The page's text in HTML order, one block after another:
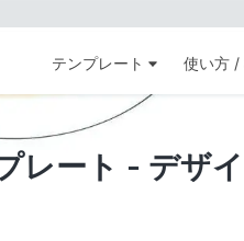
テンプレート 使い方 /
レート - デザ